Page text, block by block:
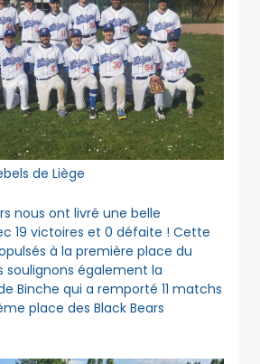
de Liège
nous ont livré une belle
19 victoires et 0 défaite ! Cette
à la première place du
soulignons également la
Binche qui a remporté 11 matchs
place des Black Bears